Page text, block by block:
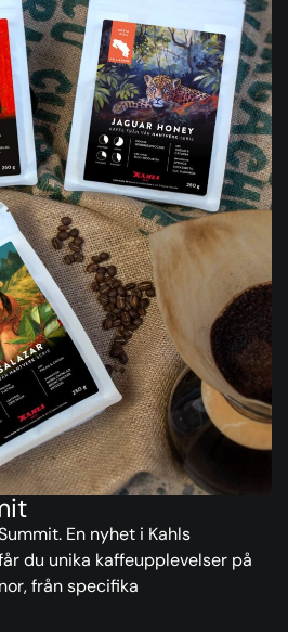
En nyhet i Kahls
du unika kaffeupplevelser på
från specifika